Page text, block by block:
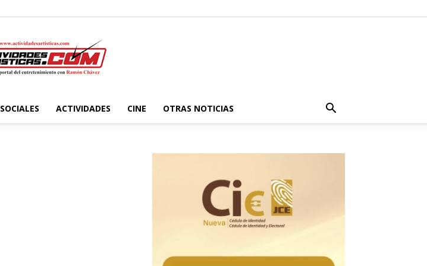
Actividadesartisticas.com
SOCIALES ACTIVIDADES CINE OTRAS NOTICIAS